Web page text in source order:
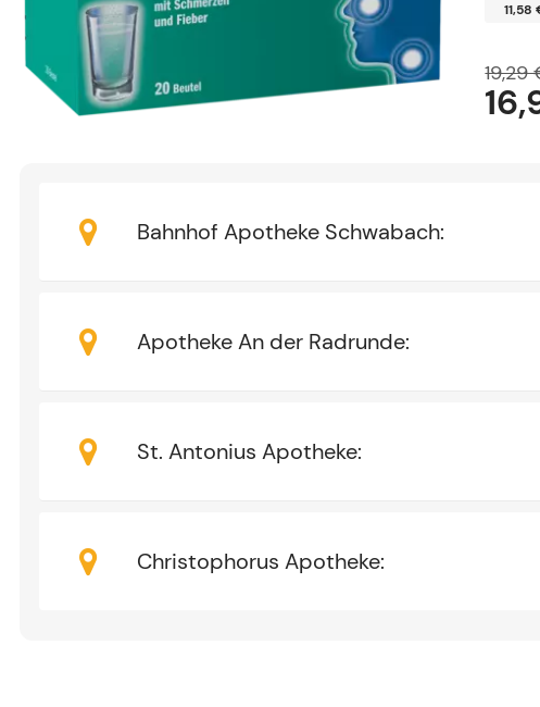
11,58
19,29
Bahnhof Apotheke Schwabach:
Apotheke An der Radrunde:
St. Antonius Apotheke:
Christophorus Apotheke: